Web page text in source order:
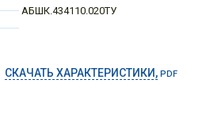
АБШК.434110.020ТУ
СКАЧАТЬ ХАРАКТЕРИСТИКИ, PDF